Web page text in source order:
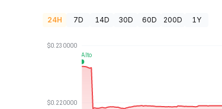
24H 7D 14D 30D 60D 200D 1Y